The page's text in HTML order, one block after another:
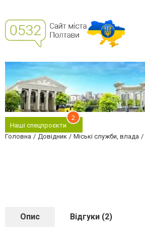
Наші спецпроєкти
2
Головна Довідник Міські служби, влада
Опис Відгуки (2)